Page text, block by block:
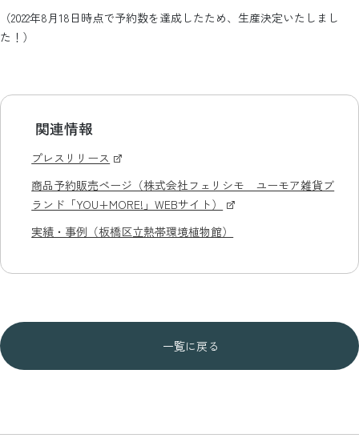
（2022年8月18日時点で予約数を達成したため、生産決定いたしまし
た！）
関連情報
プレスリリース
商品予約販売ページ（株式会社フェリシモ ユーモア雑貨ブ
ランド「YOU+MORE!」WEBサイト）
実績・事例（板橋区立熱帯環境植物館）
一覧に戻る